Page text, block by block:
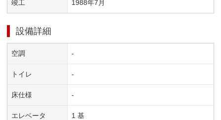
竣工 1988年7 月
設備詳細
空調 -
トイレ -
床仕様 -
エレベータ 1 基